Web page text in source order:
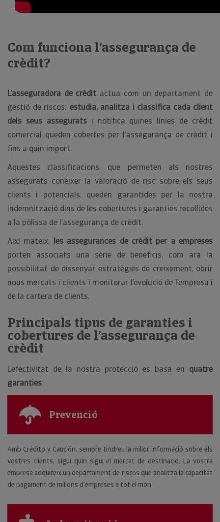
Com funciona l’assegurança de
crèdit?
L’asseguradora de crèdit actua com un departament de
gestió de riscos: estudia, analitza i classifica cada client
dels seus asseguratsi notifica quines línies de crèdit
comercial queden cobertes per l’assegurança de crèdit i
fins a quin import.
Aquestes classificacions, que permeten als nostres
assegurats conèixer la valoració de risc sobre els seus
clients i potencials, queden garantides per la nostra
indemnització dins de les cobertures i garanties recollides
a la pòlissa de l’assegurança de crèdit.
Així mateix, les assegurances de crèdit per a empreses
porten associats una sèrie de beneficis, com ara la
possibilitat de dissenyar estratègies de creixement, obrir
nous mercats i clients i monitorar l’evolució de l’empresa i
de la cartera de clients.
Principals tipus de garanties i
cobertures de l’assegurança de
crèdit
L’efectivitat de la nostra protecció es basa en quatre
garanties:
Prevenció
Amb Crédito y Caución, sempre tindreu la millor informació sobre els
vostres clients, sigui quin sigui el mercat de destinació. La vostra
empresa adquireix un departament de riscos que analitza la capacitat
de pagament de milions d’empreses a tot el món.